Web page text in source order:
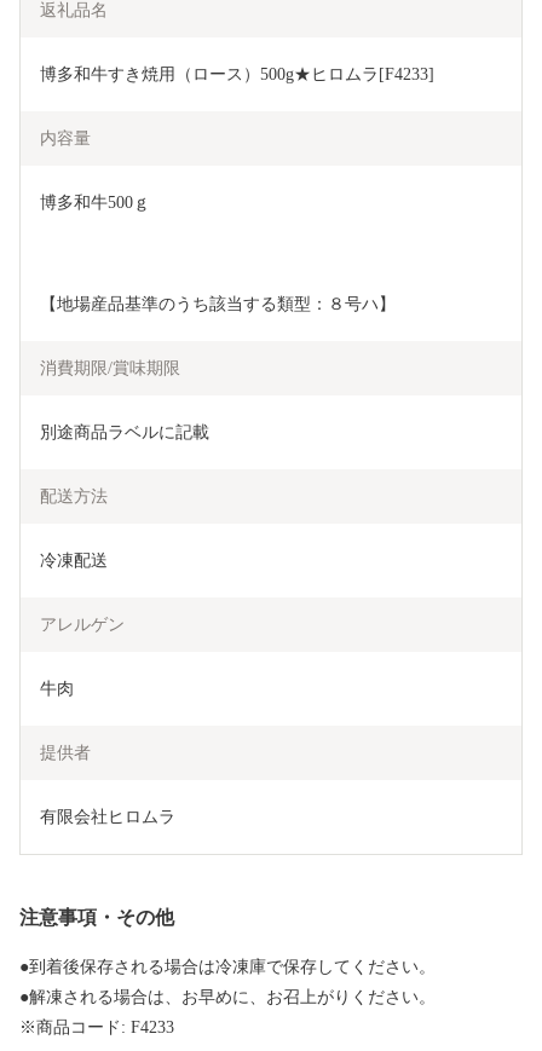
返礼品名
博多和牛すき焼用（ロース）500g★ヒロムラ[F4233]
内容量
博多和牛500ｇ
【地場産品基準のうち該当する類型：８号ハ】
消費期限/賞味期限
別途商品ラベルに記載
配送方法
冷凍配送
アレルゲン
提供者
有限会社ヒロムラ
注意事項・その他
●到着後保存される場合は冷凍庫で保存してください。
●解凍される場合は、お早めに、お召上がりください。
※商品コード: F4233